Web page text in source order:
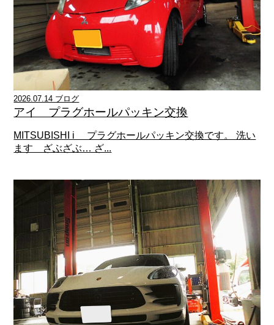
2026.07.14 ブログ
アイ プラグホールパッキン交換
MITSUBISHI i プラグホールパッキン交換です。 洗い
ます ざぶざぶ… ざ...